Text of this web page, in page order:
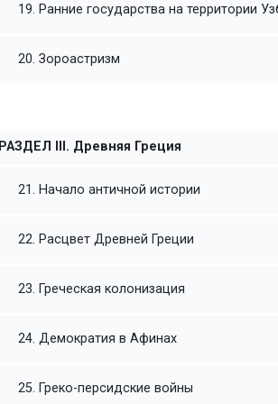
19. Ранние государства на территории
20. Зороастризм
РАЗДЕЛ III. Древняя Греция
21. Начало античной истории
22. Расцвет Древней Греции
23. Греческая колонизация
24. Демократия в Афинах
25. Греко-персидские войны